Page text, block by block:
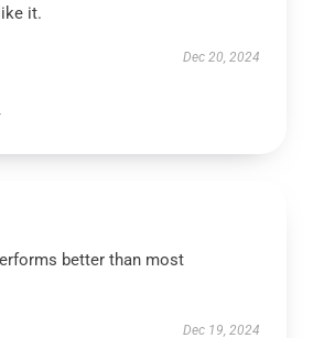
it.
Dec 20, 2024
better than most
Dec 19, 2024